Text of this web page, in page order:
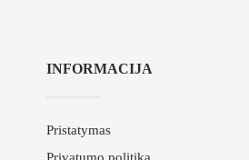
INFORMACIJA
Pristatymas
Privatumo politika